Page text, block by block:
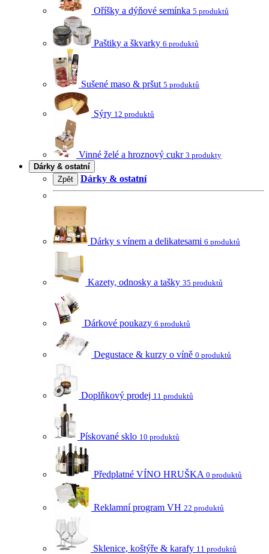
Oříšky a dýňové semínka 5 produktů
Paštiky a škvarky 6 produktů
Sušené maso & pršut 5 produktů
Sýry 12 produktů
Vinné želé a hroznový cukr 3 produkty
Dárky & ostatní
Zpět
Dárky & ostatní
Dárky s vínem a delikatesami 6 produktů
Kazety, odnosky a tašky 35 produktů
Dárkové poukazy 6 produktů
Degustace & kurzy o víně 0 produktů
Doplňkový prodej 11 produktů
Pískované sklo 10 produktů
Předplatné VÍNO HRUŠKA 0 produktů
Reklamní program VH 22 produktů
Sklenice, koštýře & karafy 11 produktů